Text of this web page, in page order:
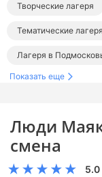
Люди
смена
5.0
Творческие лагеря
Тематические лагеря
Лагеря в
Лагеря в Щелково и
Образовательные
Тематические
Показать еще